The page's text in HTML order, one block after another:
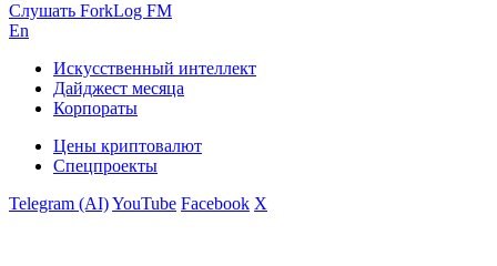
Слушать ForkLog FM
En
Искусственный интеллект
Дайджест месяца
Корпораты
Цены криптовалют
Спецпроекты
Telegram (AI)YouTube Facebook X